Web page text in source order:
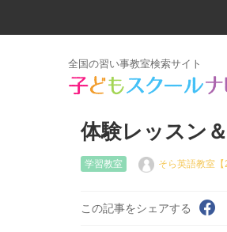
全国の習い事教室検索サイト
体験レッスン
学習教室 そら英語教室【
この記事をシェアする